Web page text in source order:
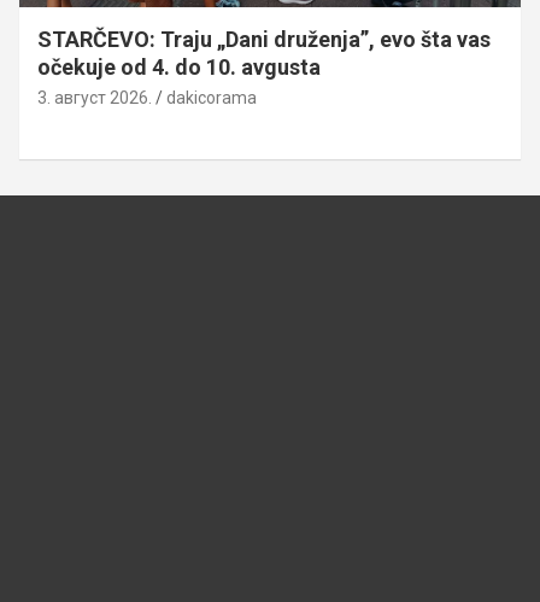
STARČEVO: Traju „Dani druženja”, evo šta vas
očekuje od 4. do 10. avgusta
3. август 2026. dakicorama